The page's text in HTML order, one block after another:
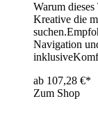
Warum
Kreative die
Navigation
ab 107,28 €*
Zum Shop